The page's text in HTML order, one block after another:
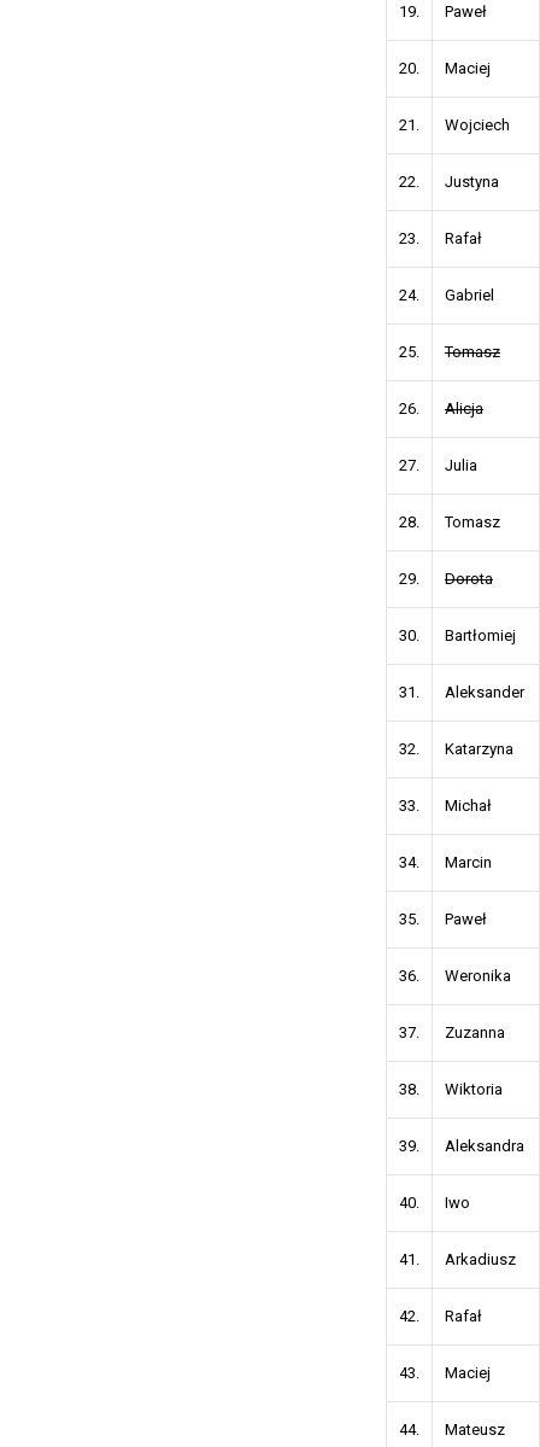
19. Paweł
20. Maciej
21. Wojciech
22. Justyna
23. Rafał
24. Gabriel
25. Tomasz
26. Alicja
27. Julia
28. Tomasz
29. Dorota
30. Bartłomiej
31. Aleksander
32. Katarzyna
33. Michał
34. Marcin
35. Paweł
36. Weronika
37. Zuzanna
38. Wiktoria
39. Aleksandra
40. Iwo
41. Arkadiusz
42. Rafał
43. Maciej
44. Mateusz